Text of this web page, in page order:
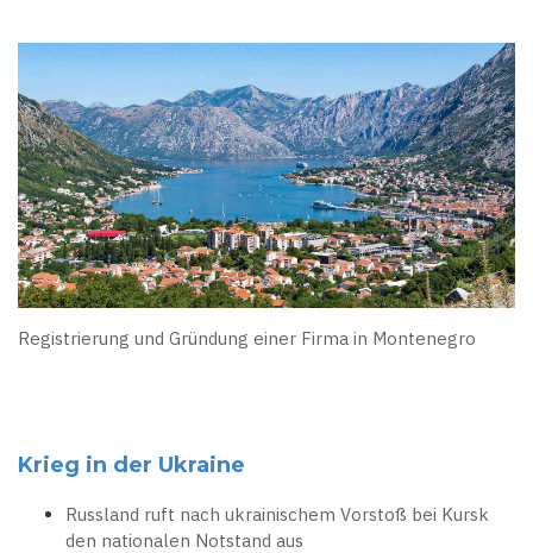
Registrierung und Gründung einer Firma in Montenegro
Krieg in der Ukraine
Russland ruft nach ukrainischem Vorstoß bei Kursk
den nationalen Notstand aus